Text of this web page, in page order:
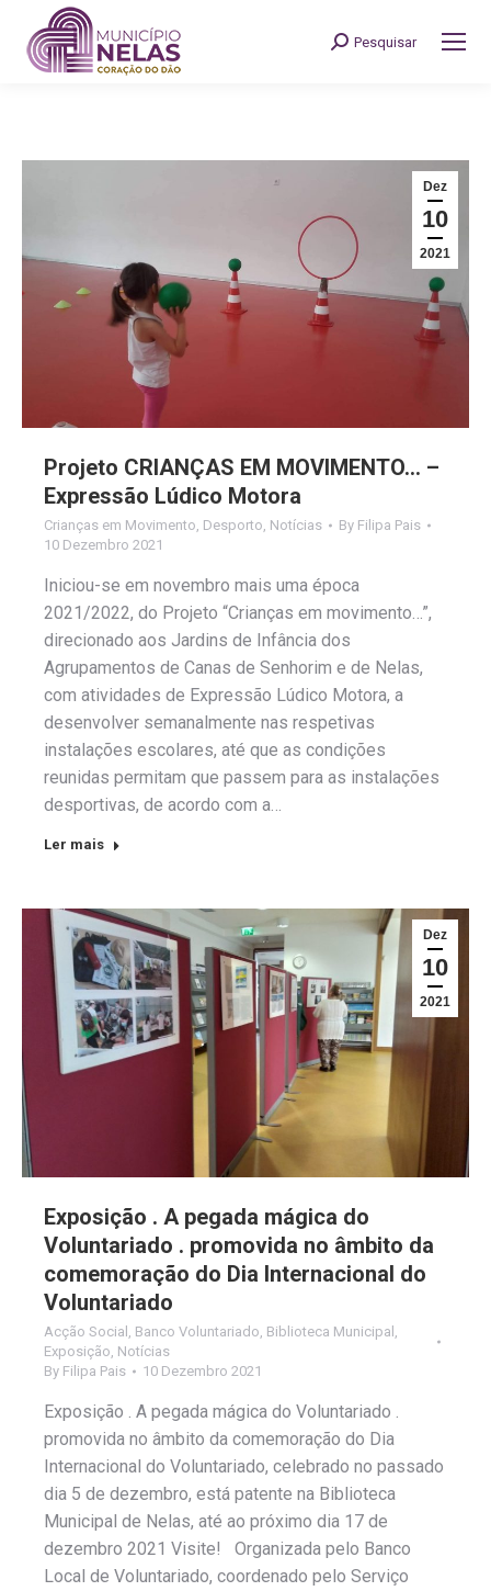
Search:
Pesquisar
Dez
10
2021
Projeto CRIANÇAS EM MOVIMENTO… –
Expressão Lúdico Motora
Crianças em Movimento, Desporto, Notícias By Filipa Pais
10 Dezembro 2021
Iniciou-se em novembro mais uma época
2021/2022, do Projeto “Crianças em movimento…”,
direcionado aos Jardins de Infância dos
Agrupamentos de Canas de Senhorim e de Nelas,
com atividades de Expressão Lúdico Motora, a
desenvolver semanalmente nas respetivas
instalações escolares, até que as condições
reunidas permitam que passem para as instalações
desportivas, de acordo com a…
Ler mais
Dez
10
2021
Exposição . A pegada mágica do
Voluntariado . promovida no âmbito da
comemoração do Dia Internacional do
Voluntariado
Acção Social Banco Voluntariado Biblioteca Municipal
Exposição Notícias
By Filipa Pais 10 Dezembro 2021
Exposição . A pegada mágica do Voluntariado .
promovida no âmbito da comemoração do Dia
Internacional do Voluntariado, celebrado no passado
dia 5 de dezembro, está patente na Biblioteca
Municipal de Nelas, até ao próximo dia 17 de
dezembro 2021 Visite! Organizada pelo Banco
Local de Voluntariado, coordenado pelo Serviço